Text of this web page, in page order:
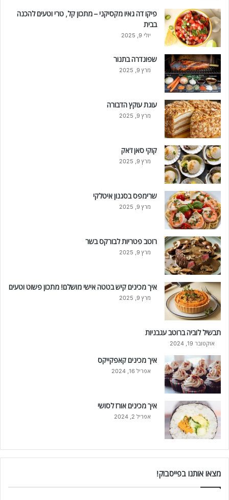
פיקו דה גאיו מקסיקני – מתכון קל, טרי וטעים להכנה
בבית
יולי 9, 2025
שפונדרה בתנור
מרץ 9, 2025
עוגת עוקץ הדבורה
מרץ 9, 2025
קוקי סאן ז'אק
מרץ 9, 2025
שרימפס בסגנון איטלקי
מרץ 9, 2025
רוטב פטריות לבורקס בשר
מרץ 9, 2025
איך מכינים קיש בטטה אישי מושלם! מתכון פשוט וטעים
מרץ 9, 2025
תבשיל לוביה ברוטב עגבניות
אוקטובר 19, 2024
איך מכינים קאפקייקס
אפריל 16, 2024
איך מכינים אורז לסושי
אפריל 2, 2024
מצאו אותנו בפייסבוק!